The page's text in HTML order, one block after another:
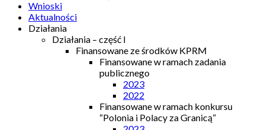
Wnioski
Aktualności
Działania
Działania – część I
Finansowane ze środków KPRM
Finansowane w ramach zadania
publicznego
2023
2022
Finansowane w ramach konkursu
“Polonia i Polacy za Granicą”